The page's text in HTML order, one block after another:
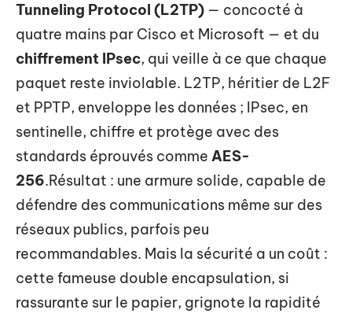
Tunneling Protocol (L2TP) — concocté à
quatre mains par Cisco et Microsoft — et du
chiffrement IPsec, qui veille à ce que chaque
paquet reste inviolable. L2TP, héritier de L2F
et PPTP, enveloppe les données ; IPsec, en
sentinelle, chiffre et protège avec des
standards éprouvés comme AES-
256.Résultat : une armure solide, capable de
défendre des communications même sur des
réseaux publics, parfois peu
recommandables. Mais la sécurité a un coût :
cette fameuse double encapsulation, si
rassurante sur le papier, grignote la rapidité